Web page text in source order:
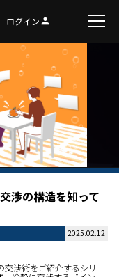
ログインperson
渉の構造を知って
2025.02.12
渉術をご紹介するシリ